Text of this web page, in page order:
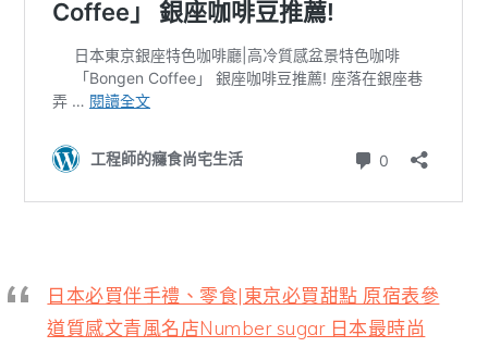
日本必買伴手禮、零食|東京必買甜點 原宿表參
道質感文青風名店Number sugar 日本最時尚